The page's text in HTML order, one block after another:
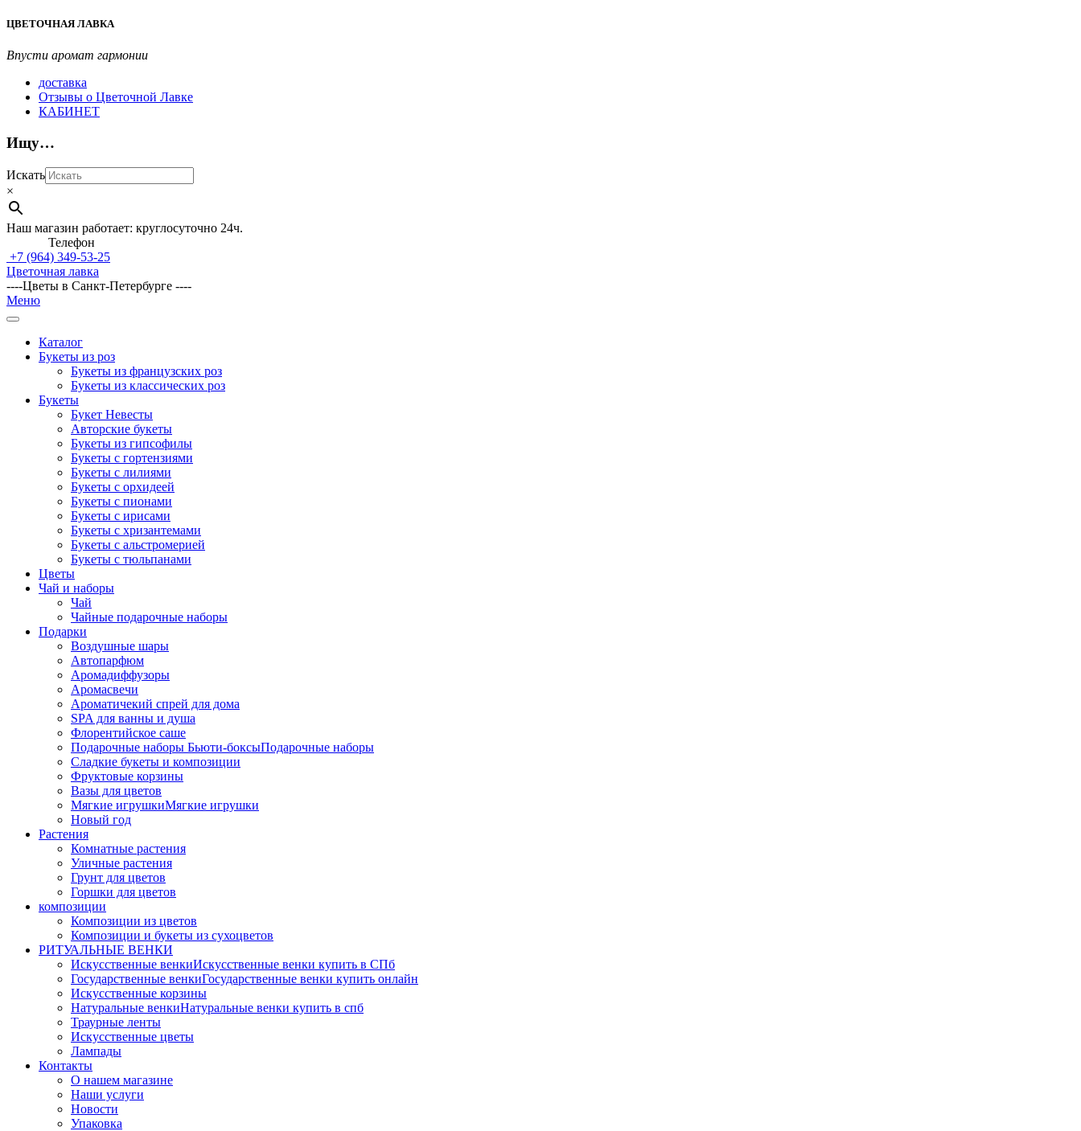
Перейти
содержимому
ЦВЕТОЧНАЯ ЛАВКА
Впусти аромат гармонии
доставка
Отзывы о Цветочной Лавке
КАБИНЕТ
Ищу…
Искать
×
Наш магазин работает: круглосуточно 24ч.
Телефон
+7 (964) 349-53-25
Цветочная лавка
----Цветы в Санкт-Петербурге ----
Главное
навигационное
Меню
Каталог
Букеты из роз
Букеты из французских роз
Букеты из классических роз
Букеты
Букет Невесты
Авторские букеты
Букеты из гипсофилы
Букеты с гортензиями
Букеты с лилиями
Букеты с орхидеей
Букеты с пионами
Букеты с ирисами
Букеты с хризантемами
Букеты с альстромерией
Букеты с тюльпанами
Цветы
Чай и наборы
Чай
Чайные подарочные наборы
Подарки
Воздушные шары
Автопарфюм
Аромадиффузоры
Аромасвечи
Ароматичекий спрей для дома
SPA для ванны и душа
Флорентийское саше
Подарочные наборы Бьюти-боксыПодарочные наборы
Сладкие букеты и композиции
Фруктовые корзины
Вазы для цветов
Мягкие игрушкиМягкие игрушки
Новый год
Растения
Комнатные растения
Уличные растения
Грунт для цветов
Горшки для цветов
композиции
Композиции из цветов
Композиции и букеты из сухоцветов
РИТУАЛЬНЫЕ ВЕНКИ
Искусственные венкиИскусственные венки купить в СПб
Государственные венкиГосударственные венки купить онлайн
Искусственные корзины
Натуральные венкиНатуральные венки купить в спб
Траурные ленты
Искусственные цветы
Лампады
Контакты
О нашем магазине
Наши услуги
Новости
Упаковка